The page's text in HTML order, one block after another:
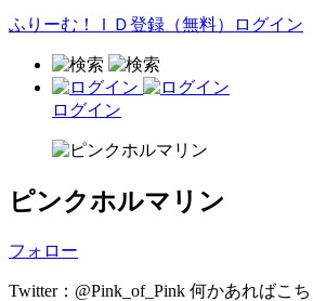
ふりーむ！ＩＤ登録（無料） ログイン
ログイン
ピンクホルマリン
フォロー
Twitter：@Pink_of_Pink 何かあればこ